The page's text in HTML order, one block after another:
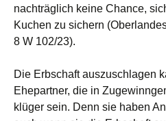
nachträglich keine Chance,
Kuchen zu sichern
8 W 102/23).
Die Erbschaft auszuschlagen
Ehepartner, die in
klüger sein. Denn sie haben